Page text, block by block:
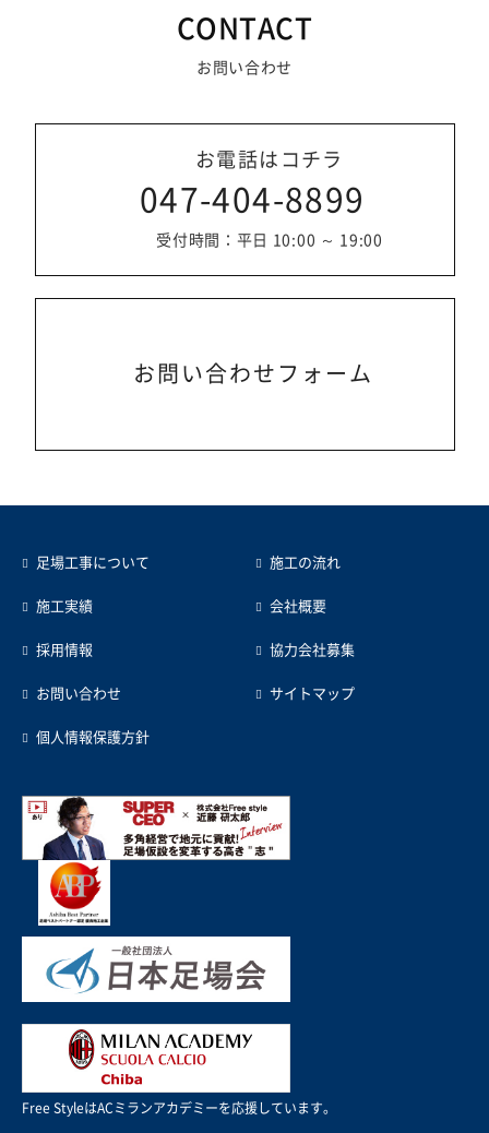
CONTACT
お問い合わせ
お電話はコチラ
047-404-8899
受付時間：平日 10:00 ～ 19:00
お問い合わせフォーム
足場工事について 施工の流れ
施工実績 会社概要
採用情報 協力会社募集
お問い合わせ サイトマップ
個人情報保護方針
Free StyleはACミランアカデミーを応援しています。